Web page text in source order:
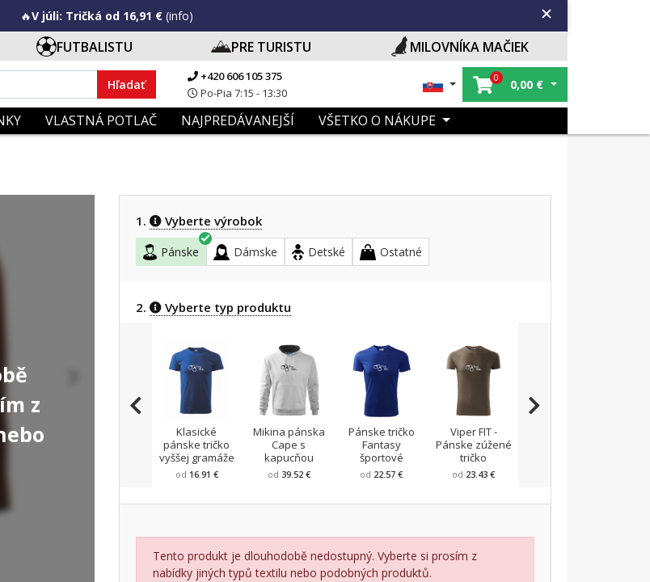
🔥V júli: Tričká od 16,91 € (info)
FUTBALISTU PRE TURISTU MILOVNÍKA MAČIEK
Hľadať
+420 606 105 375
Po-Pia 7:15 - 13:30
0 0,00 €
VLASTNÁ POTLAČ NAJPREDÁVANEJŠÍ
VŠETKO O NÁKUPE
z
1. Vyberte výrobok
Pánske Dámske Detské Ostatné
2. Vyberte typ produktu
Klasické
pánske tričko
vyššej gramáže
od 16.91 €
Mikina pánska
Cape s
kapucňou
od 39.52 €
Pánske tričko
Fantasy
športové
od 22.57 €
Viper FIT -
Pánske zúžené
tričko
od 23.43 €
Tento produkt je dlouhodobě nedostupný. Vyberte si prosím z
nabídky jiných typů textilu nebo podobných produktů.